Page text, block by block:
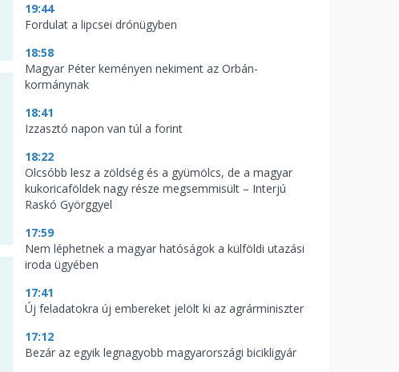
19:44
Fordulat a lipcsei drónügyben
18:58
Magyar Péter keményen nekiment az Orbán-
kormánynak
18:41
Izzasztó napon van túl a forint
18:22
Olcsóbb lesz a zöldség és a gyümölcs, de a magyar
kukoricaföldek nagy része megsemmisült – Interjú
Raskó Györggyel
17:59
Nem léphetnek a magyar hatóságok a külföldi utazási
iroda ügyében
17:41
Új feladatokra új embereket jelölt ki az agrárminiszter
17:12
Bezár az egyik legnagyobb magyarországi bicikligyár